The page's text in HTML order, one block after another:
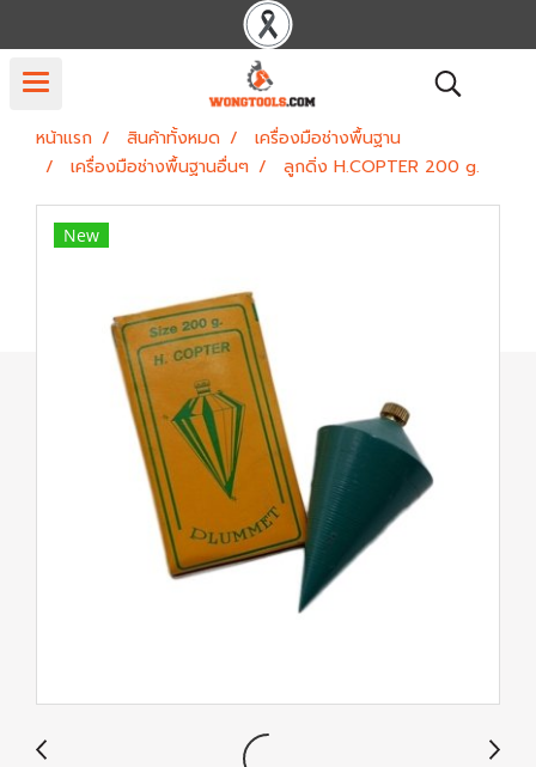
หน้าแรก สินค้าทั้งหมด
เครื่องมือช่างพื้นฐาน
เครื่องมือช่างพื้นฐานอื่นๆ
ลูกดิ่ง H.COPTER 200 g.
New